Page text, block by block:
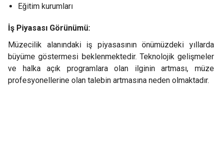
Eğitim kurumları
İş Piyasası Görünümü:
Müzecilik alanındaki iş piyasasının önümüzdeki yıllarda
büyüme göstermesi beklenmektedir. Teknolojik gelişmeler
ve halka açık programlara olan ilginin artması, müze
profesyonellerine olan talebin artmasına neden olmaktadır.